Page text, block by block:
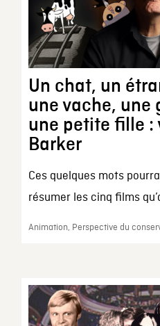
Un chat, un
une vache, une
une petite fille :
Barker
Ces quelques mots
résumer les cinq films
Animation, Perspective du